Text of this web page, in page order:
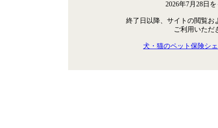
2026年7月28日
終了日以降、サイトの閲覧お
ご利用いただ
犬・猫のペット保険シ